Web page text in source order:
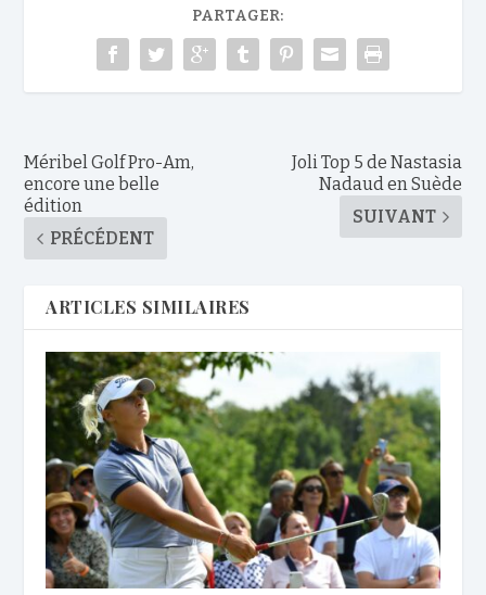
PARTAGER:
Méribel Golf Pro-Am,
encore une belle
édition
PRÉCÉDENT
Joli Top 5 de Nastasia
Nadaud en Suède
SUIVANT
ARTICLES SIMILAIRES